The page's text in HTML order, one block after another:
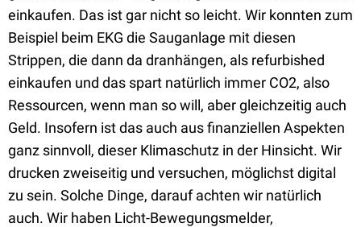
einkaufen. Das ist gar nicht so leicht. Wir konnten zum
Beispiel beim EKG die Sauganlage mit diesen
Strippen, die dann da dranhängen, als refurbished
einkaufen und das spart natürlich immer CO2, also
Ressourcen, wenn man so will, aber gleichzeitig auch
Geld. Insofern ist das auch aus finanziellen Aspekten
ganz sinnvoll, dieser Klimaschutz in der Hinsicht. Wir
drucken zweiseitig und versuchen, möglichst digital
zu sein. Solche Dinge, darauf achten wir natürlich
auch. Wir haben Licht-Bewegungsmelder,